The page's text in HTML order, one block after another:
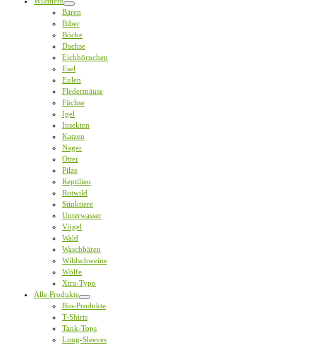
Bären
Biber
Böcke
Dachse
Eichhörnchen
Esel
Eulen
Fledermäuse
Füchse
Igel
Insekten
Katzen
Nager
Otter
Pilze
Reptilien
Rotwild
Stinktiere
Unterwasser
Vögel
Wald
Waschbären
Wildschweine
Wölfe
Xtra-Typo
Alle Produkte
Bio-Produkte
T-Shirts
Tank-Tops
Long-Sleeves